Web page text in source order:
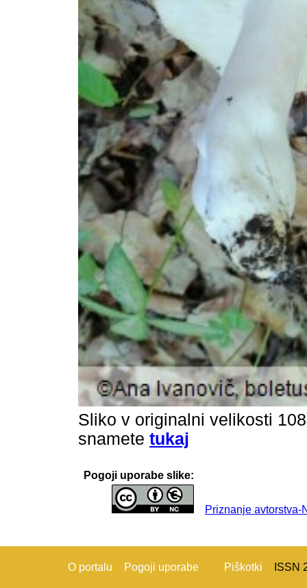
Sliko v originalni velikosti
snamete tukaj
Pogoji uporabe slike:
Priznanje avtorstva-
O portalu Pogoji uporabe Piškotki ISSN